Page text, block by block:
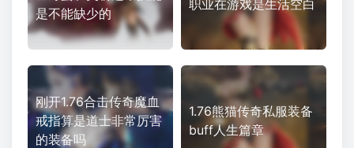
是不能缺少的
职业在游戏是生活空白
刚开1.76合击传奇魔血
戒指算是道士非常厉害
的装备吗
1.76熊猫传奇私服装备
buff人生篇章